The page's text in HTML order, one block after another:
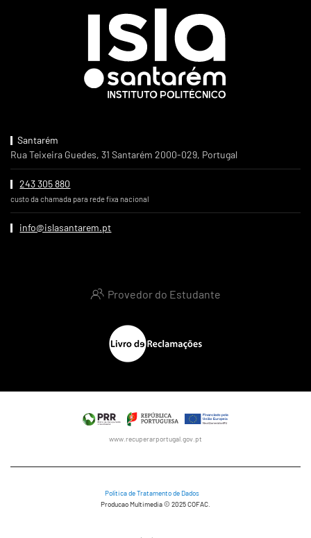
Santarém
Rua Teixeira Guedes, 31 Santarém 2000-029, Portugal
243 305 880
custo da chamada para rede fixa nacional
info@islasantarem.pt
Provedor do Estudante
www.recuperarportugal.gov.pt
Política de Tratamento de Dados
Producao Multimedia © 2025 COFAC.